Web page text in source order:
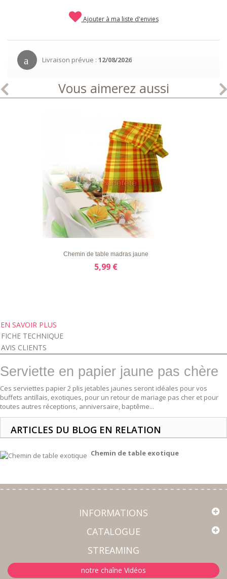
Ajouter à ma liste d'envies
Livraison prévue : 12/08/2026
Vous aimerez aussi
APERÇU RAPIDE
Chemin de table madras jaune
5,99 €
EN SAVOIR PLUS
FICHE TECHNIQUE
AVIS CLIENTS
Serviette en papier jaune pas chère
Ces serviettes papier 2 plis jetables jaunes seront idéales pour vos
buffets antillais, exotiques, pour un retour de mariage pas cher et pour
toutes autres réceptions, anniversaire, baptême...
ARTICLES DU BLOG EN RELATION
Chemin de table exotique
INFORMATIONS
CATALOGUE
STREAMING
notre chaîne Vidéos